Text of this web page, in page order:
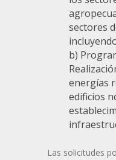
sectores
b)
energías
edificios
Las solicitudes